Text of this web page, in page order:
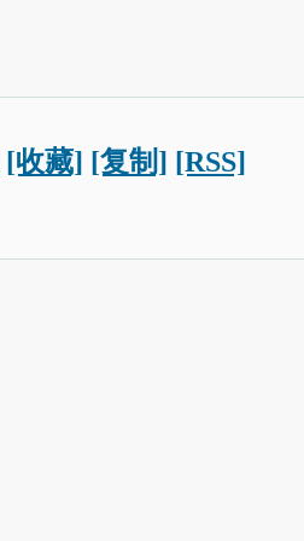
[收藏] [复制] [RSS]